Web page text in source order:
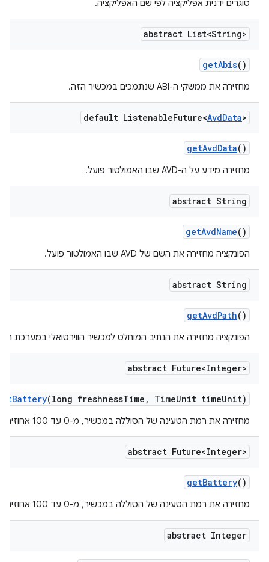
סוגרים ידנית אפליקציה לפי שם האפליקציה.
abstract List<String>
getAbis()
מחזירה את ממשקי ה-ABI שנתמכים במכשיר הזה.
default ListenableFuture<AvdData>
getAvdData()
מחזירה מידע על ה-AVD שבו האמולטור פועל.
abstract String
getAvdName()
הפונקציה מחזירה את השם של AVD שבו האמולטור פועל.
abstract String
getAvdPath()
הפונקציה מחזירה את הנתיב המוחלט למכשיר הווירטואלי במערכת
abstract Future<Integer>
Battery(long freshnessTime , TimeUnit timeUnit)
מחזירה את רמת הטעינה של הסוללה במכשיר, מ-0 עד 100 אחוזים.
abstract Future<Integer>
getBattery()
מחזירה את רמת הטעינה של הסוללה במכשיר, מ-0 עד 100 אחוזים.
abstract Integer